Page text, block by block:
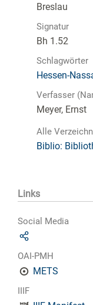
Breslau
Signatur
Bh 1.52
Schlagwörter
Hessen-
Verfasser
Meyer, Ernst
Alle
Biblio:
Links
Social Media
OAI-PMH
METS
IIIF